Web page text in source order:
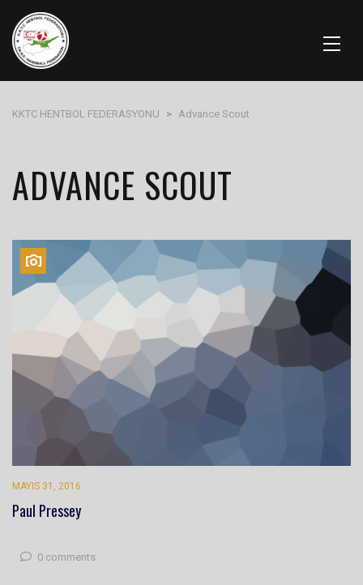
KKTC HENTBOL FEDERASYONU > Advance Scout
ADVANCE SCOUT
MAYIS 31, 2016
Paul Pressey
0 comments